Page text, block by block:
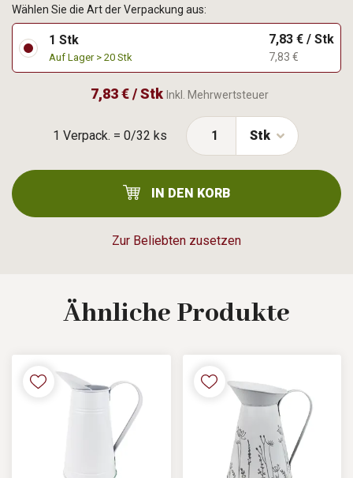
1 Verpack. = 0/32 ks
Zur Beliebten zusetzen
Wählen Sie die Art der Verpackung aus:
1 Stk
Auf Lager > 20 Stk
7,83 € / Stk
7,83 €
7,83 € / Stk Inkl. Mehrwertsteuer
Stk
IN DEN KORB
Ähnliche Produkte